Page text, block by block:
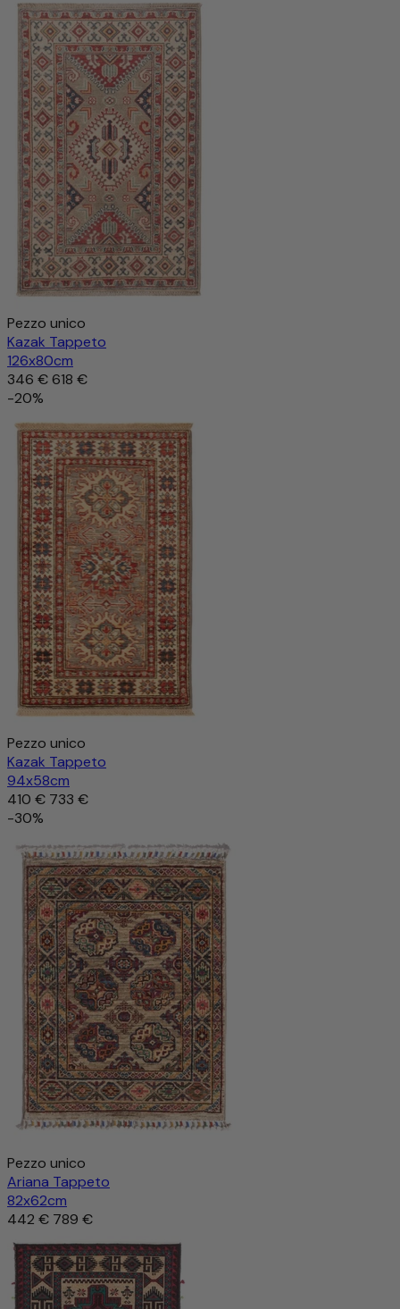
Pezzo unico
Kazak Tappeto
126x80cm
346 €618 €
-20%
Pezzo unico
Kazak Tappeto
94x58cm
410 € 733 €
-30%
Pezzo unico
Ariana Tappeto
82x62cm
442 € 789 €